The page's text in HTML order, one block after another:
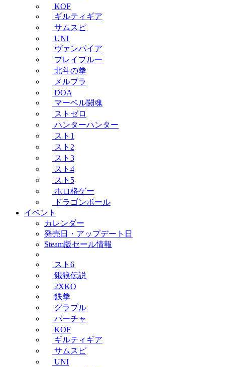
KOF
ギルティギア
サムスピ
UNI
ヴァンパイア
ブレイブルー
北斗の拳
メルブラ
DOA
マーベル闘魂
ストゼロ
ハンターハンター
スト1
スト2
スト3
スト4
スト5
ホロ格ゲー
ドラゴンボール
イベント
カレンダー
発売日・アップデート日
Steam版セール情報
スト6
餓狼伝説
2XKO
鉄拳
グラブル
バーチャ
KOF
ギルティギア
サムスピ
UNI